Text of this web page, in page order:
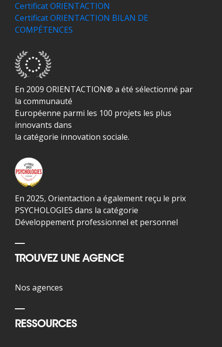
Certificat ORIENTACTION
Certificat ORIENTACTION BILAN DE
COMPÉTENCES
En 2009 ORIENTACTION® a été sélectionné par
la communauté
Européenne parmi les 100 projets les plus
innovants dans
la catégorie innovation sociale.
En 2025, Orientaction a également reçu le prix
PSYCHOLOGIES dans la catégorie
Développement professionnel et personnel
TROUVEZ UNE AGENCE
Nos agences
RESSOURCES